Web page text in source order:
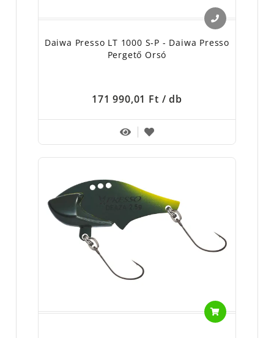
Daiwa Presso LT 1000 S-P - Daiwa Presso
Pergető Orsó
171 990,01 Ft / db